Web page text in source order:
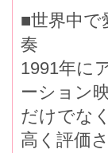
■世界中で
奏
1991年に
ーション
だけでな
高く評価